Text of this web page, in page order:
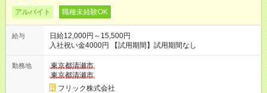
アルバイト 職種未経験OK
給与
日給12,000円～15,500円
入社祝い金4000円 【試用期間】試用期間なし
勤務地
東京都清瀬市
東京都清瀬市
フリック株式会社